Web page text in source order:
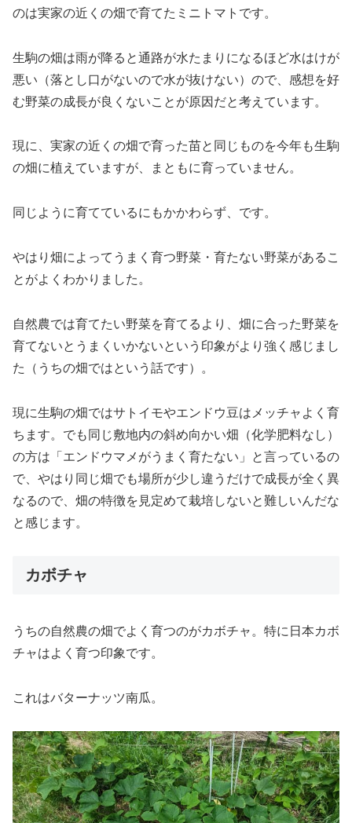
のは実家の近くの畑で育てたミニトマトです。
生駒の畑は雨が降ると通路が水たまりになるほど水はけが
悪い（落とし口がないので水が抜けない）ので、感想を好
む野菜の成長が良くないことが原因だと考えています。
現に、実家の近くの畑で育った苗と同じものを今年も生駒
の畑に植えていますが、まともに育っていません。
同じように育てているにもかかわらず、です。
やはり畑によってうまく育つ野菜・育たない野菜があるこ
とがよくわかりました。
自然農では育てたい野菜を育てるより、畑に合った野菜を
育てないとうまくいかないという印象がより強く感じまし
た（うちの畑ではという話です）。
現に生駒の畑ではサトイモやエンドウ豆はメッチャよく育
ちます。でも同じ敷地内の斜め向かい畑（化学肥料なし）
の方は「エンドウマメがうまく育たない」と言っているの
で、やはり同じ畑でも場所が少し違うだけで成長が全く異
なるので、畑の特徴を見定めて栽培しないと難しいんだな
と感じます。
カボチャ
うちの自然農の畑でよく育つのがカボチャ。特に日本カボ
チャはよく育つ印象です。
これはバターナッツ南瓜。